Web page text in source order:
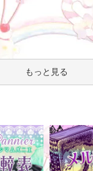
もっと見る